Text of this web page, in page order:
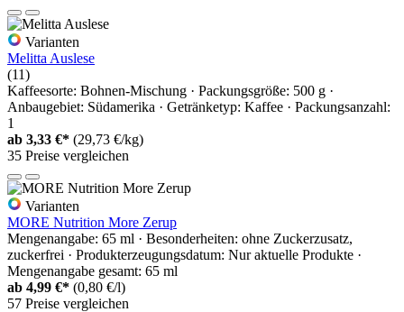
Varianten
Melitta Auslese
(11)
Kaffeesorte: Bohnen-Mischung · Packungsgröße: 500 g ·
Anbaugebiet: Südamerika · Getränketyp: Kaffee · Packungsanzahl:
1
ab 3,33 €* (29,73 €/kg)
35 Preise vergleichen
Varianten
MORE Nutrition More Zerup
Mengenangabe: 65 ml · Besonderheiten: ohne Zuckerzusatz,
zuckerfrei · Produkterzeugungsdatum: Nur aktuelle Produkte ·
Mengenangabe gesamt: 65 ml
ab 4,99 €* (0,80 €/l)
57 Preise vergleichen